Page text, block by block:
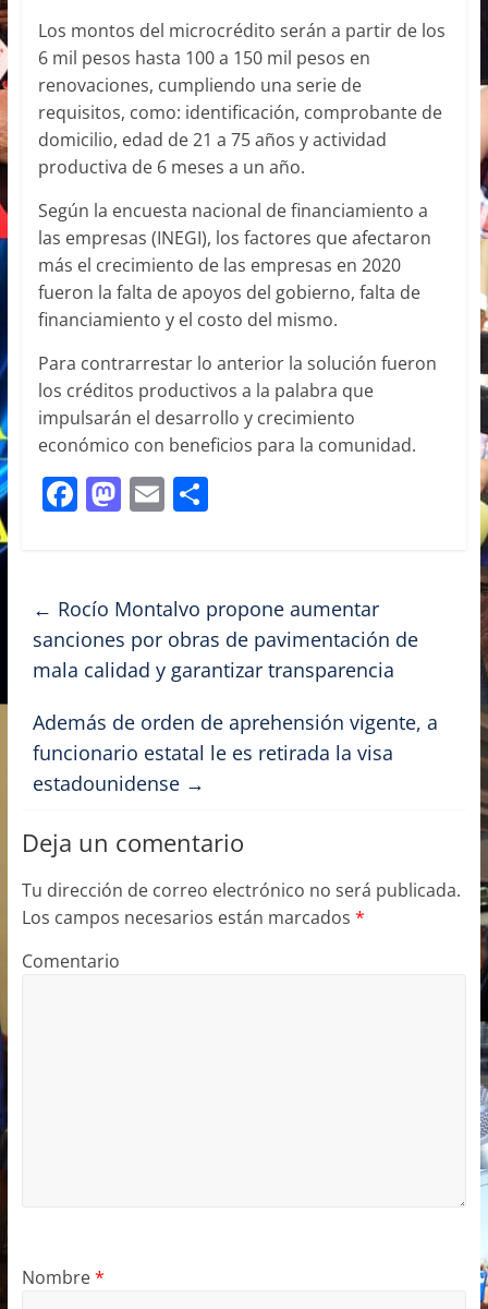
Los montos del microcrédito serán a partir de los
6 mil pesos hasta 100 a 150 mil pesos en
renovaciones, cumpliendo una serie de
requisitos, como: identificación, comprobante de
domicilio, edad de 21 a 75 años y actividad
productiva de 6 meses a un año.
Según la encuesta nacional de financiamiento a
las empresas (INEGI), los factores que afectaron
más el crecimiento de las empresas en 2020
fueron la falta de apoyos del gobierno, falta de
financiamiento y el costo del mismo.
Para contrarrestar lo anterior la solución fueron
los créditos productivos a la palabra que
impulsarán el desarrollo y crecimiento
económico con beneficios para la comunidad.
F
e
b
o
o
k
M
o
d
o
n
E
l
C
p
ar
tir
← Rocío Montalvo propone aumentar
sanciones por obras de pavimentación de
mala calidad y garantizar transparencia
Además de orden de aprehensión vigente, a
funcionario estatal le es retirada la visa
estadounidense →
Deja un comentario
Tu dirección de correo electrónico no será publicada.
Los campos necesarios están marcados *
Comentario
Nombre*